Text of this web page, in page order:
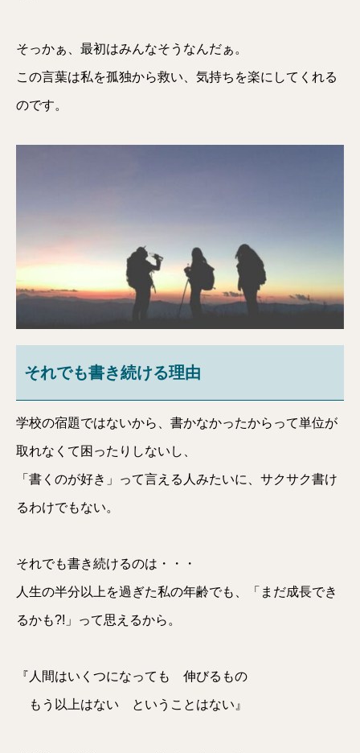
そっかぁ、最初はみんなそうなんだぁ。
この言葉は私を孤独から救い、気持ちを楽にしてくれる
のです。
それでも書き続ける理由
学校の宿題ではないから、書かなかったからって単位が
取れなくて困ったりしないし、
「書くのが好き」って言える人みたいに、サクサク書け
るわけでもない。
それでも書き続けるのは・・・
人生の半分以上を過ぎた私の年齢でも、「まだ成長でき
るかも?!」って思えるから。
『人間はいくつになっても 伸びるもの
もう以上はない ということはない』